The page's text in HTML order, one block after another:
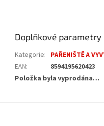
Doplňkové parametry
Kategorie: PAŘENIŠTĚ A
EAN:
8594195620423
Položka byla vyprodána…